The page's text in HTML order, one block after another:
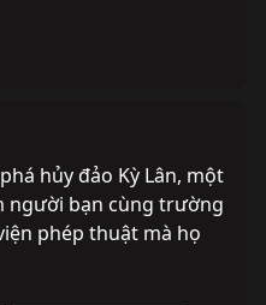
hủy đảo Kỳ Lân, một
người bạn cùng trường
phép thuật mà họ